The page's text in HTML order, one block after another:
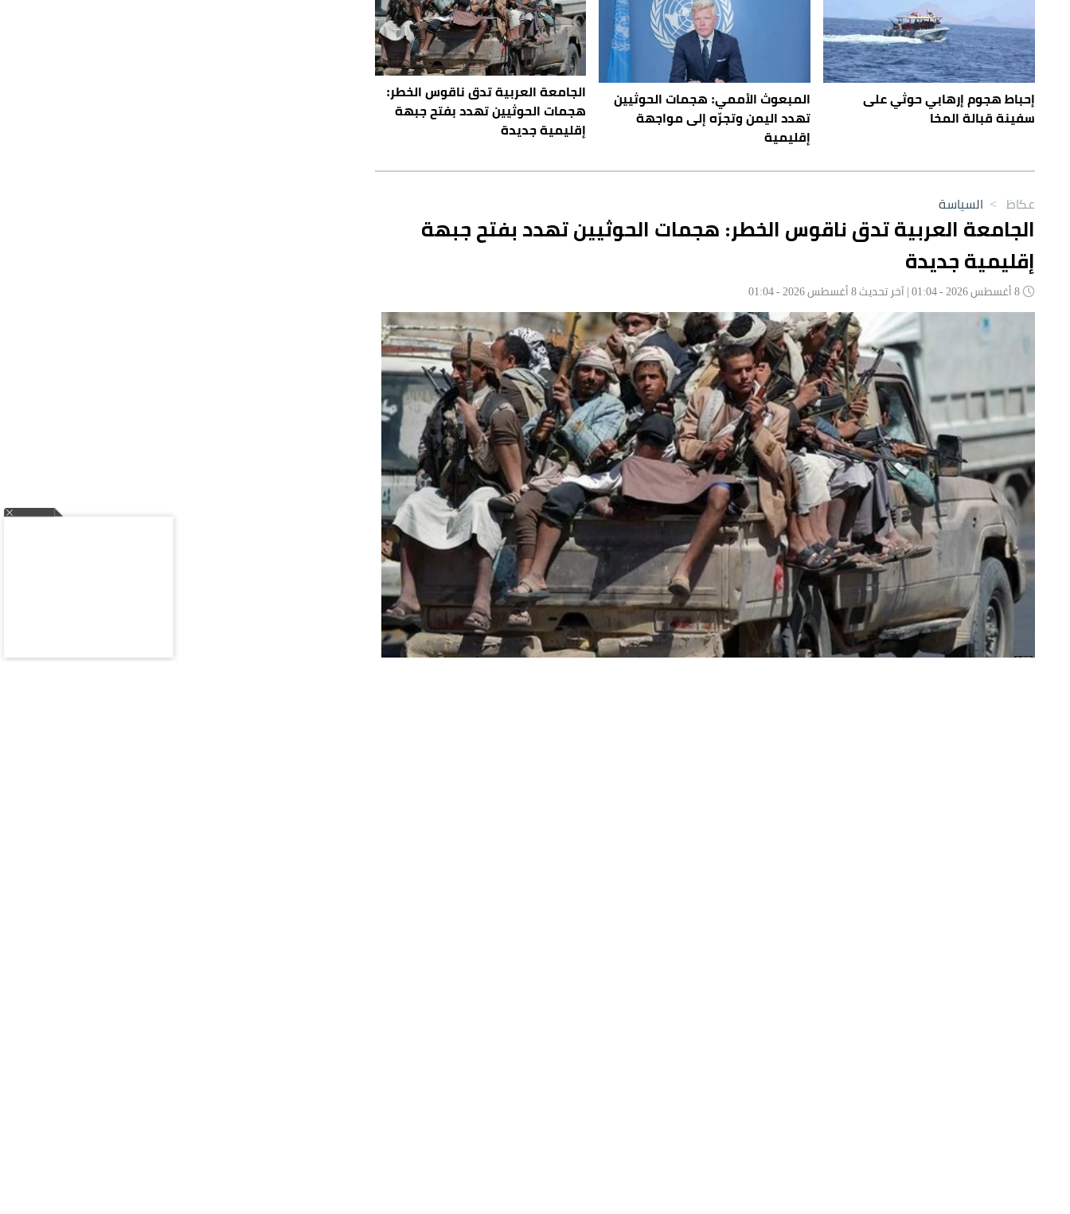
إحباط هجوم إرهابي حوثي على
سفينة قبالة المخا
المبعوث الأممي: هجمات الحوثيين
تهدد اليمن وتجرّه إلى مواجهة
إقليمية
الجامعة العربية تدق ناقوس الخطر:
هجمات الحوثيين تهدد بفتح جبهة
إقليمية جديدة
عكاظ > السياسة
الجامعة العربية تدق ناقوس الخطر: هجمات الحوثيين تهدد بفتح جبهة
إقليمية جديدة